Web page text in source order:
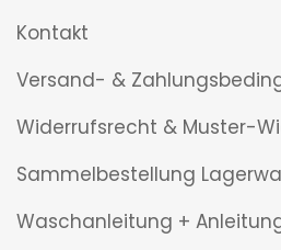
Kontakt
Versand- &
Widerrufsrecht & Muster-
Sammelbestellung
Waschanleitung +